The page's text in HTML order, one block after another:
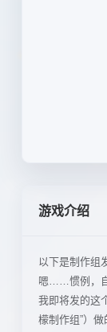
游戏介绍
以下是制作组
嗯……惯例，自
我即将发的这
檬制作组”）